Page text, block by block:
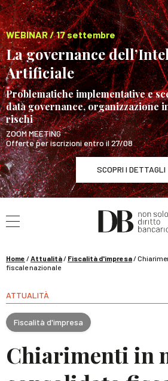
WEBINAR / 17 settembre
La governance
Artificiale
Problematiche implementative e
data governance, organizzazione
rischi
ZOOM MEETING
Offerte per iscrizioni entro il 27/08
SCOPRI I DETTAGLI
WEBINAR / 17
La governance
Home /Attualità/ Fiscalità d'impresa/
fiscale nazionale
ATTUALITÀ
Fiscalità d'impresa
Chiarimenti in